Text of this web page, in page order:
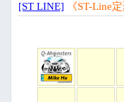
[ST LINE] 《ST-Line